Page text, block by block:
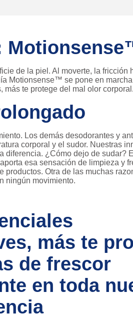
de la piel. Al moverte, la fricción
Motionsense™ se pone en
más te protege del mal olor corporal.
Los demás desodorantes y
corporal y el sudor. Nuestras
¿Cómo dejo de sudar?
esa sensación de limpieza y
Otra de las muchas
ningún movimiento.
más te
de frescor
en toda